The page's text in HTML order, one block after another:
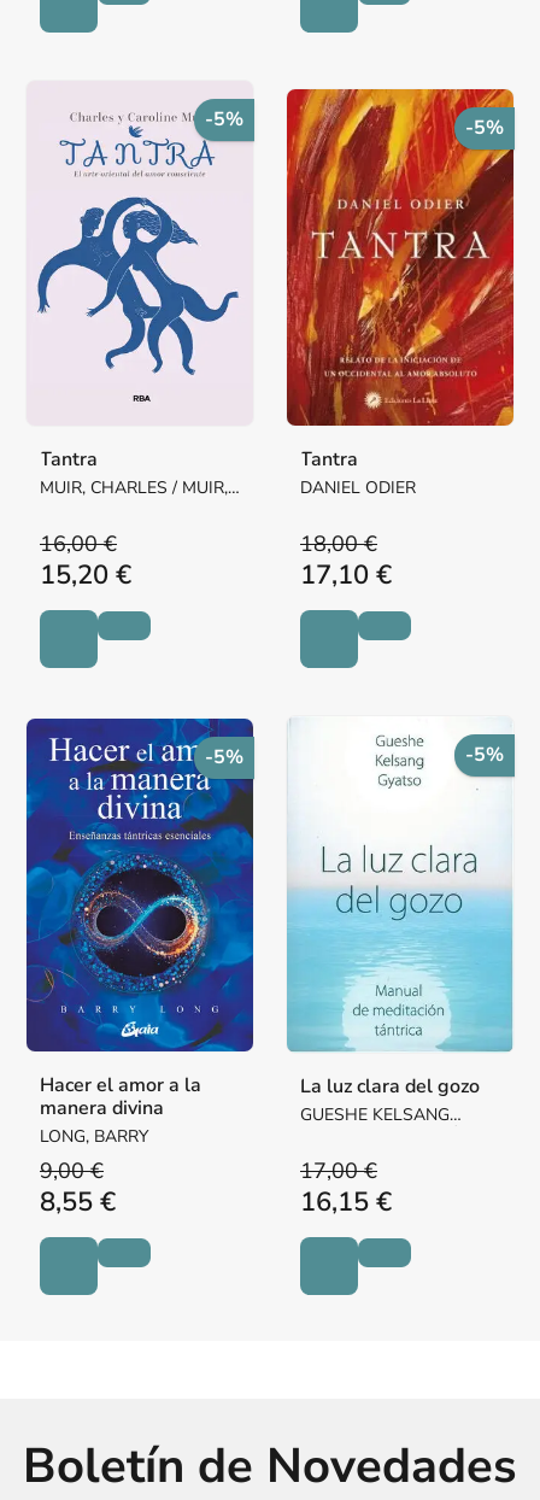
-5%
Tantra
MUIR, CHARLES / MUIR,
16,00 €
15,20 €
-5%
Tantra
DANIEL ODIER
18,00 €
17,10 €
-5%
Hacer el amor a la
manera divina
LONG, BARRY
9,00 €
8,55 €
-5%
La luz clara del gozo
GUESHE KELSANG
17,00 €
16,15 €
Boletín de Novedades